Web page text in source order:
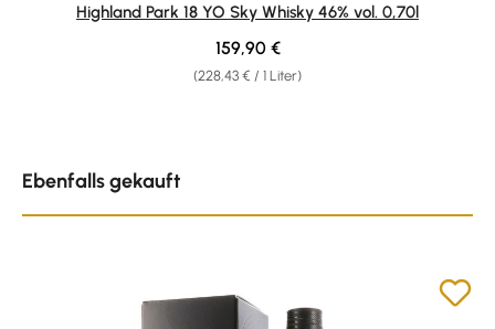
Highland Park 18 YO Sky Whisky 46% vol. 0,70l
(228,43 € / 1 Liter)
Regulärer Preis:
159,90 €
Ebenfalls gekauft